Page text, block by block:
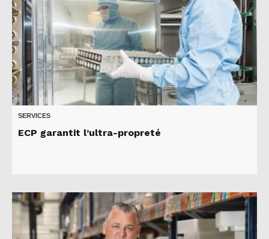
SERVICES
ECP garantit l’ultra-propreté